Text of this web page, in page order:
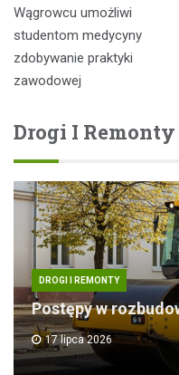
Wągrowcu umożliwi
studentom medycyny
zdobywanie praktyki
zawodowej
Drogi I Remonty
DROGI I REMONTY
Postępy w
17 lipca 2026